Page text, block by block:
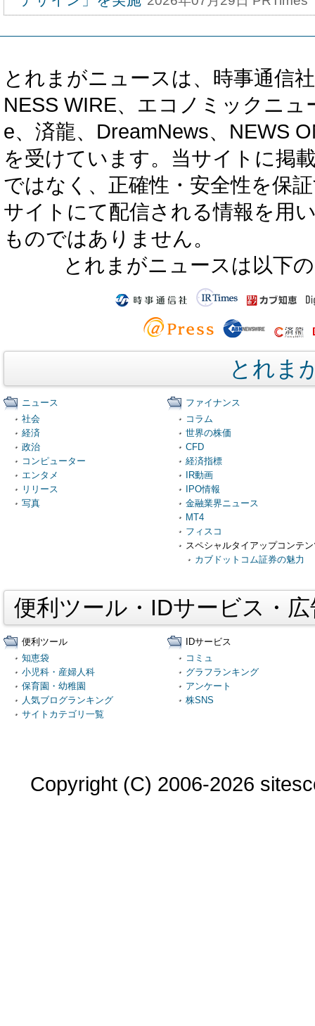
とれまがニュースは、時事通信
NESS WIRE、エコノミックニ
e、済龍、DreamNews、NEWS
を受けています。当サイトに掲
ではなく、正確性・安全性を保
サイトにて配信される情報を用
ものではありません。
とれまがニュースは以下
とれま
ニュース
社会
経済
政治
コンピューター
エンタメ
リリース
写真
ファイナンス
コラム
世界の株価
CFD
経済指標
IR動画
IPO情報
金融業界ニュース
MT4
フィスコ
スペシャルタイアップコンテ
カブドットコム証券の魅力
便利ツール・IDサービス・
便利ツール
知恵袋
小児科・産婦人科
保育園・幼稚園
人気ブログランキング
サイトカテゴリ一覧
IDサービス
コミュ
グラフランキング
アンケート
株SNS
Copyright (C) 2006-2026